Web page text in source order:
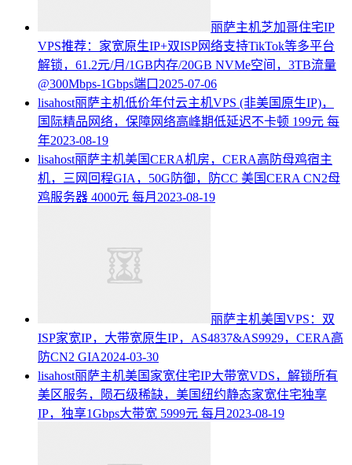
丽萨主机芝加哥住宅IP
VPS推荐：家宽原生IP+双ISP网络支持TikTok等多平台
解锁，61.2元/月/1GB内存/20GB NVMe空间，3TB流量
@300Mbps-1Gbps端口 2025-07-06
lisahost丽萨主机低价年付云主机VPS (非美国原生IP)，
国际精品网络，保障网络高峰期低延迟不卡顿 199元 每
年2023-08-19
lisahost丽萨主机美国CERA机房，CERA高防母鸡宿主
机，三网回程GIA，50G防御，防CC 美国CERA CN2母
鸡服务器 4000元 每月 2023-08-19
丽萨主机美国VPS：双
ISP家宽IP，大带宽原生IP，AS4837&AS9929，CERA高
防CN2 GIA2024-03-30
lisahost丽萨主机美国家宽住宅IP大带宽VDS，解锁所有
美区服务，陨石级稀缺，美国纽约静态家宽住宅独享
IP，独享1Gbps大带宽 5999元 每月 2023-08-19